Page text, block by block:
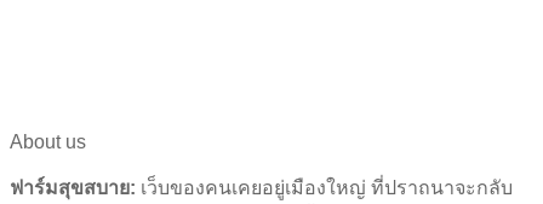
About us
ฟาร์มสุขสบาย: เว็บของคนเคยอยู่เมืองใหญ่ ที่ปราถนาจะกลับ